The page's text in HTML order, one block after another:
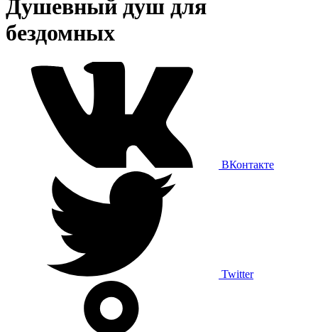
Душевный душ для
бездомных
ВКонтакте
Twitter